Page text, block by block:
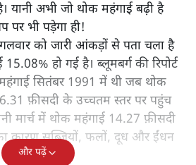
यानी अभी जो थोक महंगाई बढ़ी है
पर भी पड़ेगा ही!
को जारी आंकड़ों से पता चला है
हो गई है। ब्लूमबर्ग की रिपोर्ट
सितंबर 1991 में थी जब थोक
फ़ीसदी के उच्चतम स्तर पर पहुंच
मार्च में थोक महंगाई 14.27 फ़ीसदी
कारण सब्जियों, फलों, दूध और ईंधन
और पढ़ें